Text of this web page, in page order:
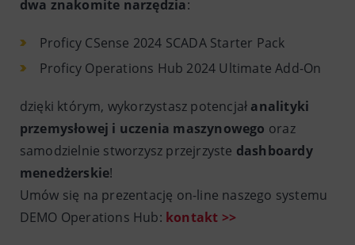
dwa znakomite narzędzia:
Proficy CSense 2024 SCADA Starter Pack
Proficy Operations Hub 2024 Ultimate Add-On
dzięki którym, wykorzystasz potencjał analityki
przemysłowej i uczenia maszynowego oraz
samodzielnie stworzysz przejrzyste dashboardy
menedżerskie!
Umów się na prezentację on-line naszego systemu
DEMO Operations Hub: kontakt >>